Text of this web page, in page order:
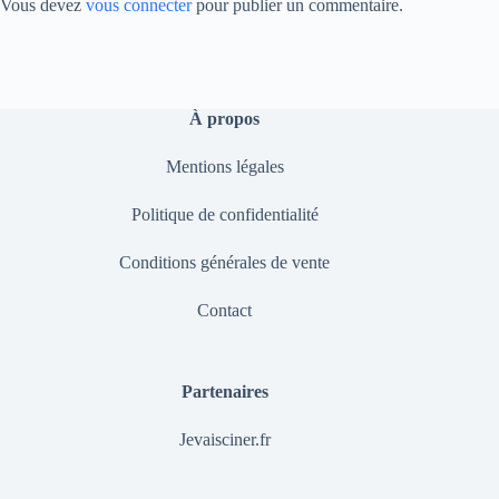
Vous devez vous connecterpour publier un commentaire.
À propos
Mentions légales
Politique de confidentialité
Conditions générales de vente
Contact
Partenaires
Jevaisciner.fr